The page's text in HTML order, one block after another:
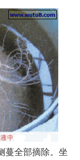
蔓全部摘除。坐